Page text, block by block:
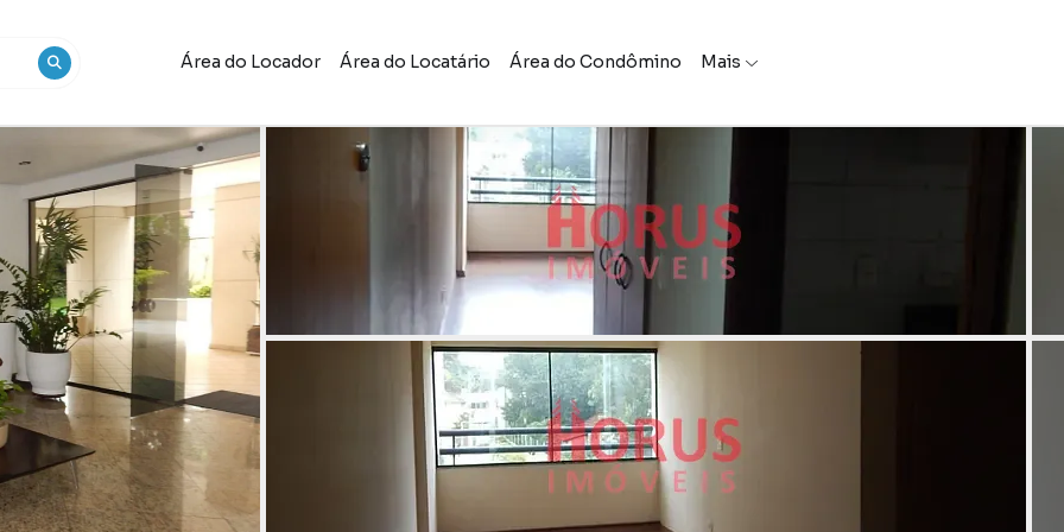
Área do Locador Área do Locatário Área do Condômino Mais